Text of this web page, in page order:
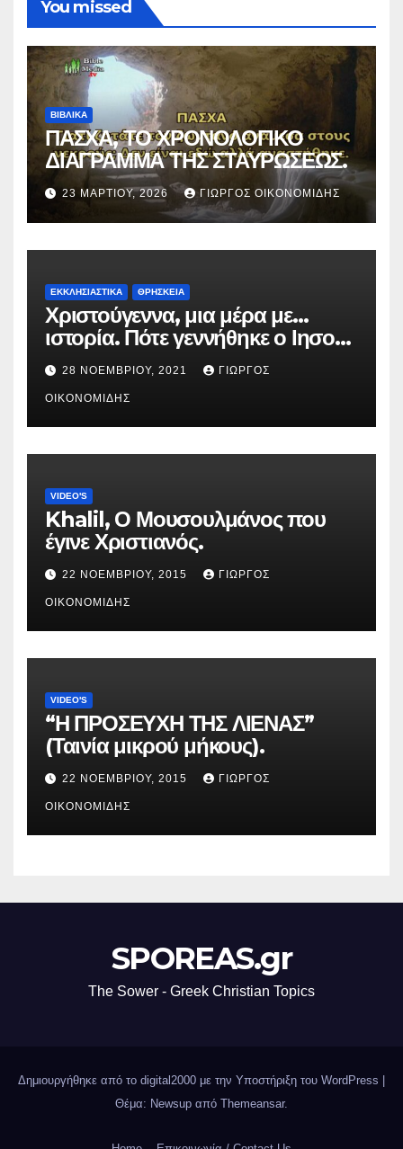
You missed
ΒΙΒΛΙΚΑ
ΠΑΣΧΑ, ΤΟ ΧΡΟΝΟΛΟΓΙΚΟ
ΔΙΑΓΡΑΜΜΑ ΤΗΣ ΣΤΑΥΡΩΣΕΩΣ.
23 ΜΑΡΤΊΟΥ, 2026 ΓΙΏΡΓΟΣ ΟΙΚΟΝΟΜΊΔΗΣ
ΕΚΚΛΗΣΙΑΣΤΙΚΑ ΘΡΗΣΚΕΙΑ
Χριστούγεννα, μια μέρα με…
ιστορία. Πότε γεννήθηκε ο Ιησούς
Χριστός; (Βίντεο).
28 ΝΟΕΜΒΡΊΟΥ, 2021 ΓΙΏΡΓΟΣ
ΟΙΚΟΝΟΜΊΔΗΣ
VIDEO'S
Khalil, Ο Μουσουλμάνος που
έγινε Χριστιανός.
22 ΝΟΕΜΒΡΊΟΥ, 2015 ΓΙΏΡΓΟΣ
ΟΙΚΟΝΟΜΊΔΗΣ
VIDEO'S
“Η ΠΡΟΣΕΥΧΗ ΤΗΣ ΛΙΕΝΑΣ”
(Ταινία μικρού μήκους).
22 ΝΟΕΜΒΡΊΟΥ, 2015 ΓΙΏΡΓΟΣ
ΟΙΚΟΝΟΜΊΔΗΣ
SPOREAS.gr
The Sower - Greek Christian Topics
Δημιουργήθηκε από το digital2000 με την Υποστήριξη του WordPress
Θέμα: Newsup από Themeansar.